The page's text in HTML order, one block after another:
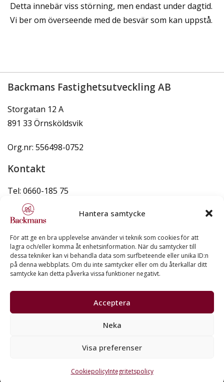
Hantera samtycke
För att ge en bra upplevelse använder vi teknik som cookies för att
lagra och/eller komma åt enhetsinformation. När du samtycker till
dessa tekniker kan vi behandla data som surfbeteende eller unika ID:n
på denna webbplats. Om du inte samtycker eller om du återkallar ditt
samtycke kan detta påverka vissa funktioner negativt.
Acceptera
Neka
Visa preferenser
CookiepolicyIntegritetspolicy
Detta innebär viss störning, men endast under dagtid.
Vi ber om överseende med de besvär som kan uppstå.
Backmans Fastighetsutveckling AB
Storgatan 12 A
891 33 Örnsköldsvik
Org.nr: 556498-0752
Kontakt
Tel: 0660-185 75
info@backmans.se
Snabblänkar
Serviceanmälan
Copyright © Backmans Fastighetsutveckling AB 2026 | Produktion: CoreIT